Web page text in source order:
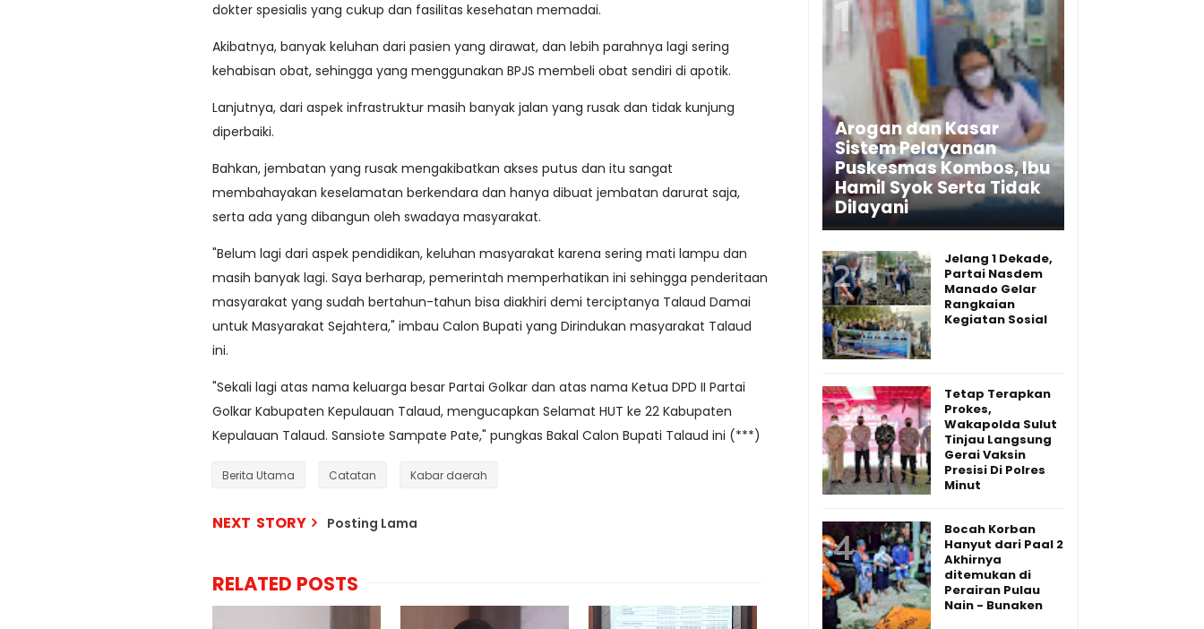
dokter spesialis yang cukup dan fasilitas kesehatan memadai.
Akibatnya, banyak keluhan dari pasien yang dirawat, dan lebih parahnya lagi sering
kehabisan obat, sehingga yang menggunakan BPJS membeli obat sendiri di apotik.
Lanjutnya, dari aspek infrastruktur masih banyak jalan yang rusak dan tidak kunjung
diperbaiki.
Bahkan, jembatan yang rusak mengakibatkan akses putus dan itu sangat
membahayakan keselamatan berkendara dan hanya dibuat jembatan darurat saja,
serta ada yang dibangun oleh swadaya masyarakat.
"Belum lagi dari aspek pendidikan, keluhan masyarakat karena sering mati lampu dan
masih banyak lagi. Saya berharap, pemerintah memperhatikan ini sehingga penderitaan
masyarakat yang sudah bertahun-tahun bisa diakhiri demi terciptanya Talaud Damai
untuk Masyarakat Sejahtera," imbau Calon Bupati yang Dirindukan masyarakat Talaud
ini.
"Sekali lagi atas nama keluarga besar Partai Golkar dan atas nama Ketua DPD II Partai
Golkar Kabupaten Kepulauan Talaud, mengucapkan Selamat HUT ke 22 Kabupaten
Kepulauan Talaud. Sansiote Sampate Pate," pungkas Bakal Calon Bupati Talaud ini (***)
Berita Utama Catatan Kabar daerah
NEXT STORY Posting Lama
RELATED POSTS
Arogan dan Kasar
Sistem Pelayanan
Puskesmas Kombos, Ibu
Hamil Syok Serta Tidak
Dilayani
Jelang 1 Dekade,
Partai Nasdem
Manado Gelar
Rangkaian
Kegiatan Sosial
Tetap Terapkan
Prokes,
Wakapolda Sulut
Tinjau Langsung
Gerai Vaksin
Presisi Di Polres
Minut
Bocah Korban
Hanyut dari Paal 2
Akhirnya
ditemukan di
Perairan Pulau
Nain - Bunaken